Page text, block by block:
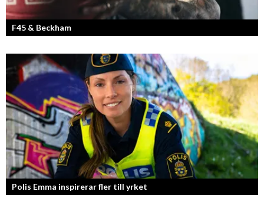
F45 & Beckham
F45 Training med partners som bland annat Mark Wahlberg och
David Beckham i spetsen har nått stora framgångar med sina
träningsstudios...
Polis Emma inspirerar fler till yrket